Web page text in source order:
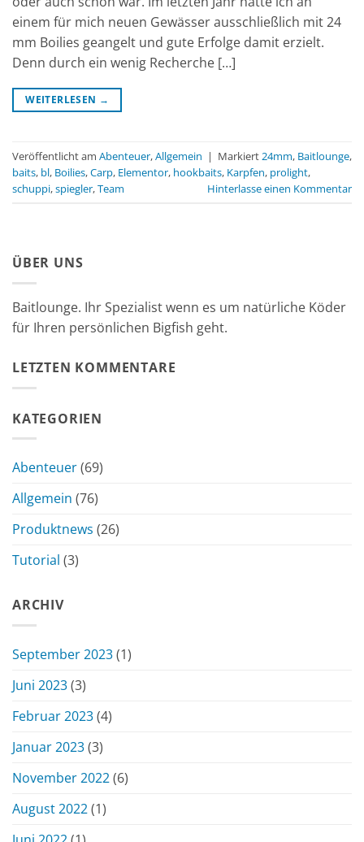
einem für mich neuen Gewässer ausschließlich mit 24
mm Boilies geangelt und gute Erfolge damit erzielt.
Denn durch ein wenig Recherche […]
WEITERLESEN →
Veröffentlicht am Abenteuer,Allgemein | Markiert24mm, Baitlounge,
baits, bl, Boilies,Carp, Elementor, hookbaits, Karpfen, prolight,
schuppi,spiegler,Team Hinterlasse einen Kommentar
ÜBER UNS
Baitlounge. Ihr Spezialist wenn es um natürliche Köder
für Ihren persönlichen Bigfish geht.
LETZTEN KOMMENTARE
KATEGORIEN
Abenteuer(69)
Allgemein (76)
Produktnews (26)
Tutorial (3)
ARCHIV
September 2023(1)
Juni 2023(3)
Februar 2023(4)
Januar 2023(3)
November 2022(6)
August 2022(1)